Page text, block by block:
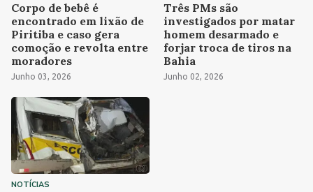
Corpo de bebê é
encontrado em lixão de
Piritiba e caso gera
comoção e revolta entre
moradores
Junho 03, 2026
Três PMs são
investigados por matar
homem desarmado e
forjar troca de tiros na
Bahia
Junho 02, 2026
NOTÍCIAS